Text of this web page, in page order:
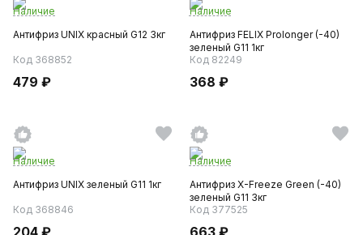
Наличие
Антифриз UNIX красный G12 3кг
Код 368852
479 ₽
Наличие
Антифриз FELIX Prolonger (-40)
зеленый G11 1кг
Код 82249
368 ₽
Наличие
Антифриз UNIX зеленый G11 1кг
Код 368846
204 ₽
Наличие
Антифриз X-Freeze Green (-40)
зеленый G11 3кг
Код 377525
663 ₽